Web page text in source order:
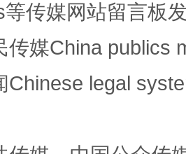
三秋近
传媒网站留言板
传媒China publics
Chinese legal